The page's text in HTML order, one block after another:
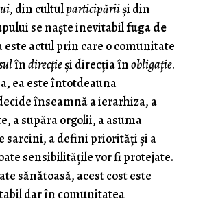
, din cultulparticipăriiși din
se naște inevitabilfuga de
este actul prin care o comunitate
îndirecțieși direcția înobligație.
ea este întotdeauna
înseamnă a ierarhiza, a
a supăra orgolii, a asuma
sarcini, a defini priorități și a
sensibilitățile vor fi protejate.
sănătoasă, acest cost este
dar în comunitatea